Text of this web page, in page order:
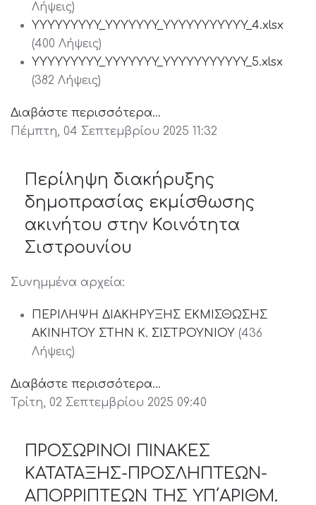
Λήψεις)
YYYYYYYYY_YYYYYYY_YYYYYYYYYYY_4.xlsx
(400 Λήψεις)
YYYYYYYYY_YYYYYYY_YYYYYYYYYYY_5.xlsx
(382 Λήψεις)
Διαβάστε περισσότερα...
Πέμπτη, 04 Σεπτεμβρίου 2025 11:32
Περίληψη διακήρυξης
δημοπρασίας εκμίσθωσης
ακινήτου στην Κοινότητα
Σιστρουνίου
Συνημμένα αρχεία:
ΠΕΡΙΛΗΨΗ ΔΙΑΚΗΡΥΞΗΣ ΕΚΜΙΣΘΩΣΗΣ
ΑΚΙΝΗΤΟΥ ΣΤΗΝ Κ. ΣΙΣΤΡΟΥΝΙΟΥ (436
Λήψεις)
Διαβάστε περισσότερα...
Τρίτη, 02 Σεπτεμβρίου 2025 09:40
ΠΡΟΣΩΡΙΝΟΙ ΠΙΝΑΚΕΣ
ΚΑΤΑΤΑΞΗΣ-ΠΡΟΣΛΗΠΤΕΩΝ-
ΑΠΟΡΡΙΠΤΕΩΝ ΤΗΣ ΥΠ΄ΑΡΙΘΜ.